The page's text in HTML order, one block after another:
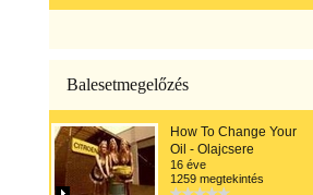
Balesetmegelőzés
How To Change Your
Oil - Olajcsere
16 éve
1259 megtekintés